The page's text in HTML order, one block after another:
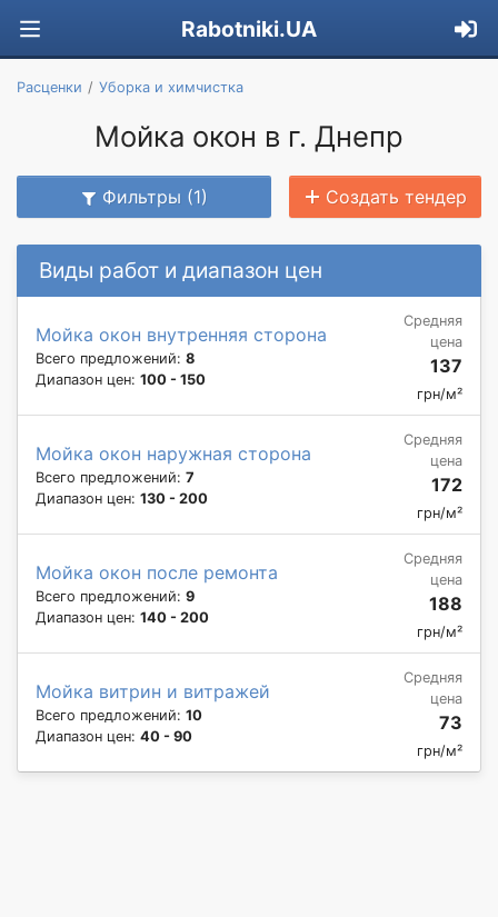
Rabotniki.UA
Расценки Уборка и химчистка
Мойка окон в г. Днепр
Фильтры (1) Создать тендер
Виды работ и диапазон цен
Мойка окон внутренняя сторона
Всего предложений: 8
Диапазон цен: 100 - 150
Средняя
цена
137
грн/м²
Мойка окон наружная сторона
Всего предложений: 7
Диапазон цен: 130 - 200
Средняя
цена
172
грн/м²
Мойка окон после ремонта
Всего предложений: 9
Диапазон цен: 140 - 200
Средняя
цена
188
грн/м²
Мойка витрин и витражей
Всего предложений: 10
Диапазон цен: 40 - 90
Средняя
цена
73
грн/м²